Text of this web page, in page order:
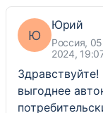
Ю
Юрий
Россия,
2024,
Здравствуйте!
выгоднее